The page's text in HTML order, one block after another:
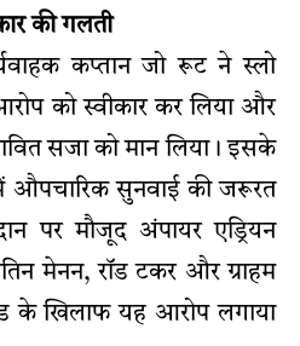
की गलती
कप्तान जो रूट ने स्लो
को स्वीकार कर लिया और
सजा को मान लिया। इसके
औपचारिक सुनवाई की जरूरत
पर मौजूद अंपायर एड्रियन
मेनन, रॉड टकर और ग्राहम
के खिलाफ यह आरोप लगाया